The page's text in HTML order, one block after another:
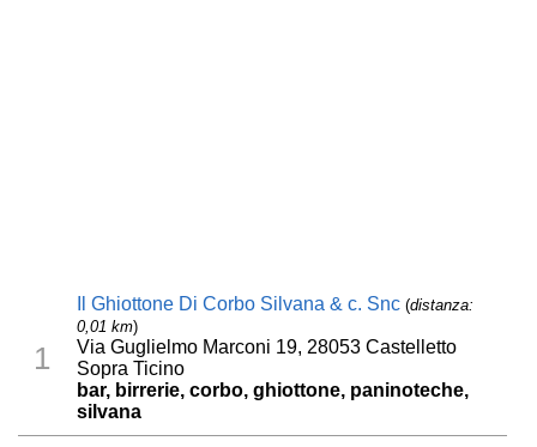
1
Il Ghiottone Di Corbo Silvana & c. Snc (distanza:
0,01 km)
Via Guglielmo Marconi 19, 28053 Castelletto
Sopra Ticino
bar, birrerie, corbo, ghiottone, paninoteche,
silvana